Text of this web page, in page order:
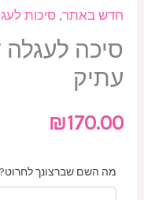
חדש באתר,סיכות
סיכה לעגלה
עתיק
₪170.00
מה השם שברצונך לחרוט?